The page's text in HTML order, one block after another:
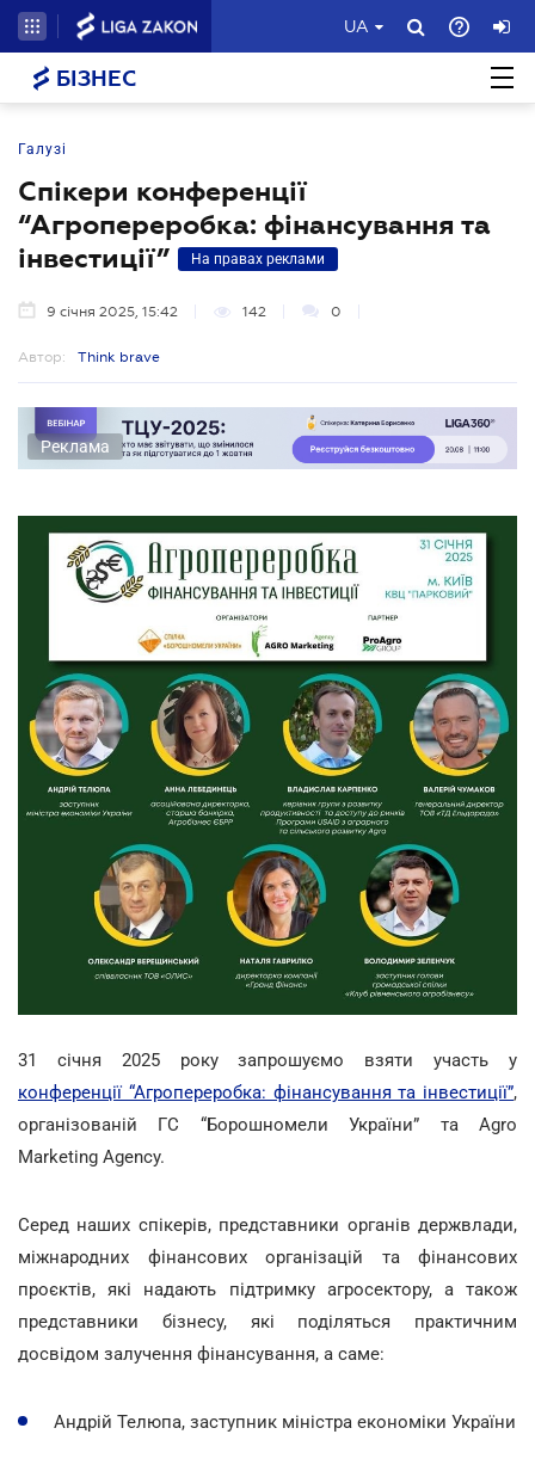
UA
БІЗНЕС
Галузі
Спікери конференції
“Агропереробка: фінансування та
інвестиції”
На правах реклами
9 січня 2025, 15:42 142 0
Автор: Think brave
Реклама
31 січня 2025 року запрошуємо взяти участь у
конференції “Агропереробка: фінансування та інвестиції”,
організованій ГС “Борошномели України” та Agro
Marketing Agency.
Серед наших спікерів, представники органів держвлади,
міжнародних фінансових організацій та фінансових
проєктів, які надають підтримку агросектору, а також
представники бізнесу, які поділяться практичним
досвідом залучення фінансування, а саме:
Андрій Телюпа, заступник міністра економіки України